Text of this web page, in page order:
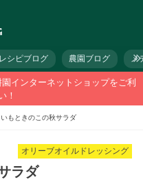
シピブログ 農園ブログ メ
インターネットショップをご利
！
もときのこの秋サラダ
オリーブオイルドレッシング
ラダ